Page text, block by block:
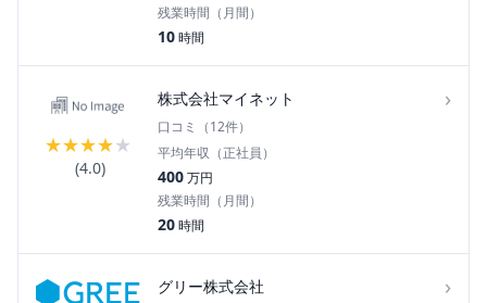
残業時間（月間）
10時間
★★★★★
(4.0)
株式会社マイネット ›
口コミ（12件）
平均年収（正社員）
400万円
残業時間（月間）
20時間
グリー株式会社 ›